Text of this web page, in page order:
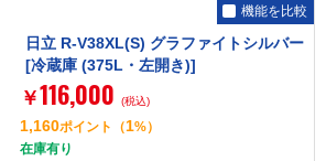
日立 R-V38XL(S) グラファイトシルバー
[冷蔵庫 (375L・左開き)]
￥116,000 (税込)
1,160ポイント （1%）
在庫有り
機能を比較